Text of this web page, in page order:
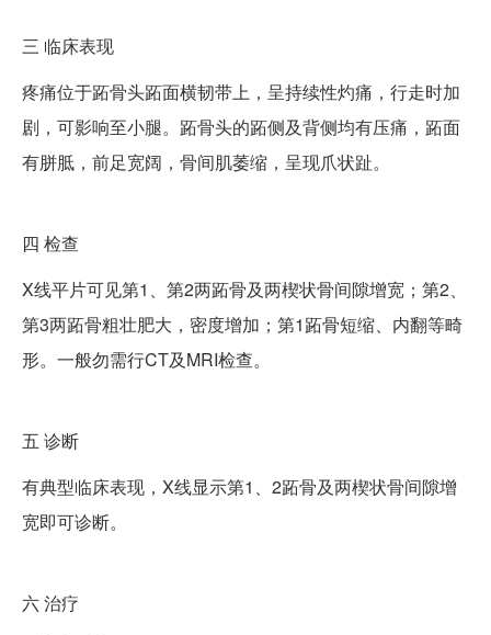
三 临床表现
疼痛位于跖骨头跖面横韧带上，呈持续性灼痛，行走时加
剧，可影响至小腿。跖骨头的跖侧及背侧均有压痛，跖面
有胼胝，前足宽阔，骨间肌萎缩，呈现爪状趾。
四 检查
X线平片可见第1、第2两跖骨及两楔状骨间隙增宽；第2、
第3两跖骨粗壮肥大，密度增加；第1跖骨短缩、内翻等畸
形。一般勿需行CT及MRI检查。
五 诊断
有典型临床表现，X线显示第1、2跖骨及两楔状骨间隙增
宽即可诊断。
六治疗